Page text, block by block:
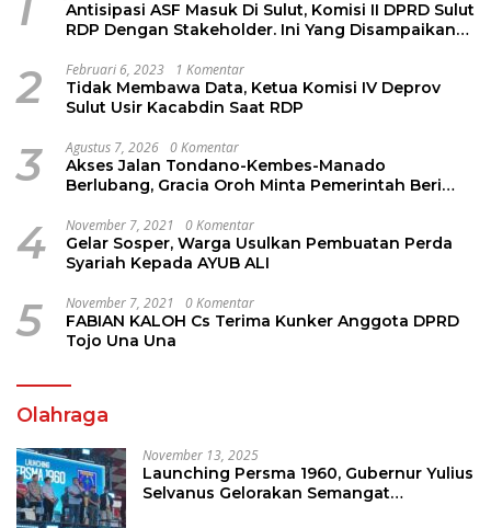
Antisipasi ASF Masuk Di Sulut, Komisi II DPRD Sulut
RDP Dengan Stakeholder. Ini Yang Disampaikan
2 Februari 6, 2023 1 Komentar
Tidak Membawa Data, Ketua Komisi IV Deprov
Sulut Usir Kacabdin Saat RDP
3 Agustus 7, 2026 0 Komentar
Akses Jalan Tondano-Kembes-Manado
Berlubang, Gracia Oroh Minta Pemerintah Beri
4 November 7, 2021 0 Komentar
Gelar Sosper, Warga Usulkan Pembuatan Perda
Syariah Kepada AYUB ALI
5 November 7, 2021 0 Komentar
FABIAN KALOH Cs Terima Kunker Anggota DPRD
Tojo Una Una
Olahraga
November 13, 2025
Launching Persma 1960, Gubernur Yulius
Selvanus Gelorakan Semangat